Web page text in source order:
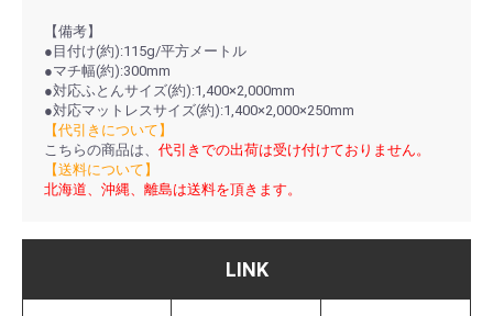
【備考】
●目付け(約):115g/平方メートル
●マチ幅(約):300mm
●対応ふとんサイズ(約):1,400×2,000mm
●対応マットレスサイズ(約):1,400×2,000×250mm
【代引きについて】
こちらの商品は、 代引きでの出荷は受け付けておりません。
【送料について】
北海道、沖縄、離島は送料を頂きます。
LINK